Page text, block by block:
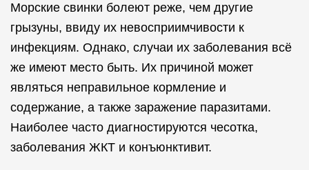
Морские свинки болеют реже, чем другие
грызуны, ввиду их невосприимчивости к
инфекциям. Однако, случаи их заболевания всё
же имеют место быть. Их причиной может
являться неправильное кормление и
содержание, а также заражение паразитами.
Наиболее часто диагностируются чесотка,
заболевания ЖКТ и конъюнктивит.